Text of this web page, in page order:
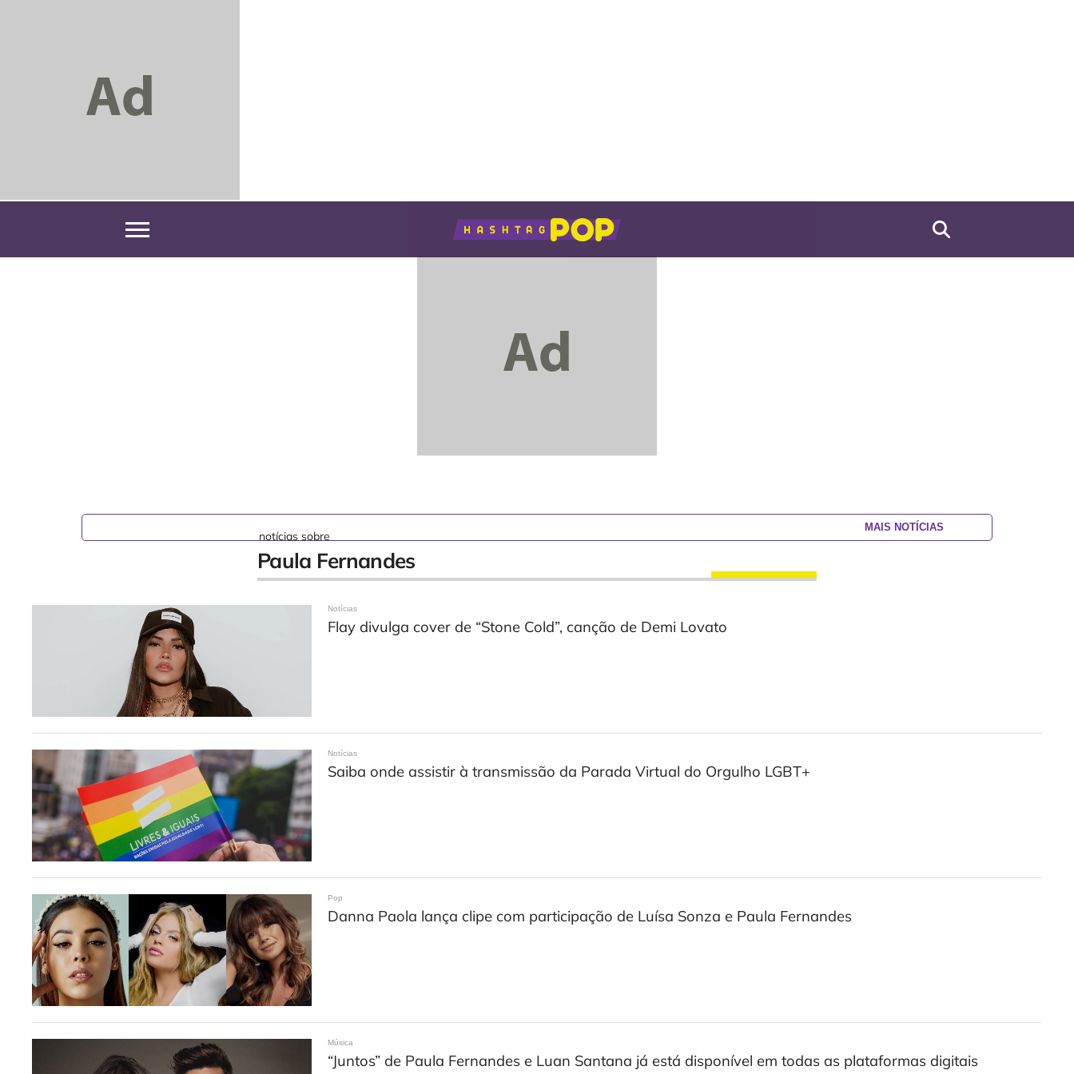
notícias sobre
Paula Fernandes
Notícias
Flay divulga cover de “Stone Cold”, canção de Demi Lovato
Notícias
Saiba onde assistir à transmissão da Parada Virtual do Orgulho LGBT+
Pop
Danna Paola lança clipe com participação de Luísa Sonza e Paula Fernandes
Música
“Juntos” de Paula Fernandes e Luan Santana já está disponível em todas as plataformas digitais
MAIS NOTÍCIAS